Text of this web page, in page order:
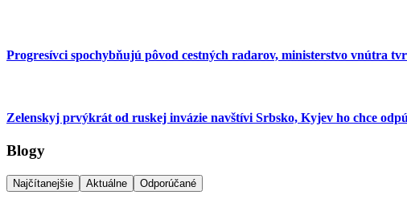
Progresívci spochybňujú pôvod cestných radarov, ministerstvo vnútra
Zelenskyj prvýkrát od ruskej invázie navštívi Srbsko, Kyjev ho chce
Blogy
Najčítanejšie Aktuálne Odporúčané